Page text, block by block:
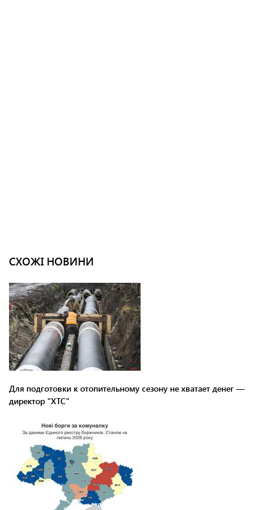
СХОЖІ НОВИНИ
Для подготовки к отопительному сезону не хватает денег —
директор "ХТС"